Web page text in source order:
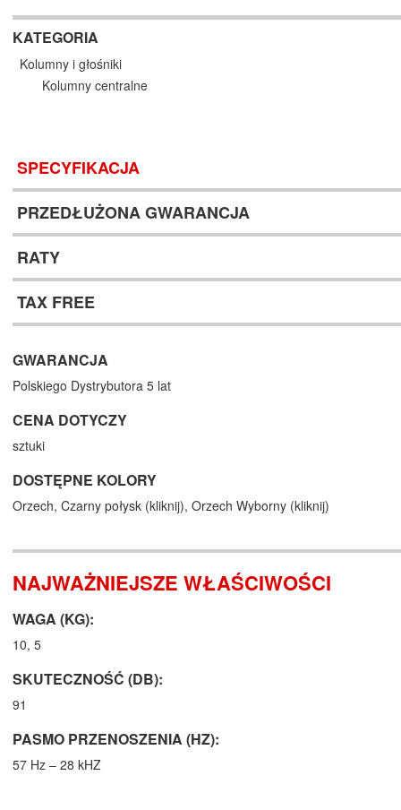
KATEGORIA
Kolumny i głośniki
Kolumny centralne
SPECYFIKACJA
PRZEDŁUŻONA GWARANCJA
RATY
TAX FREE
GWARANCJA
Polskiego Dystrybutora 5 lat
CENA DOTYCZY
sztuki
DOSTĘPNE KOLORY
Orzech, Czarny połysk (kliknij), Orzech Wyborny (kliknij)
NAJWAŻNIEJSZE WŁAŚCIWOŚCI
WAGA (KG):
10, 5
SKUTECZNOŚĆ (DB):
91
PASMO PRZENOSZENIA (HZ):
57 Hz – 28 kHZ